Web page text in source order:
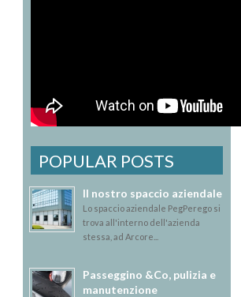
POPULAR POSTS
Il nostro spaccio aziendale
Lo spaccio aziendale PegPerego si
trova all'interno dell'azienda
stessa, ad Arcore...
Passeggino &Co, pulizia e
manutenzione